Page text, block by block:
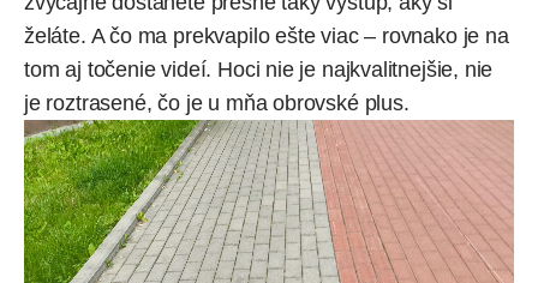
želáte. A čo ma prekvapilo ešte viac – rovnako je na
tom aj točenie videí. Hoci nie je najkvalitnejšie, nie
je roztrasené, čo je u mňa obrovské plus.